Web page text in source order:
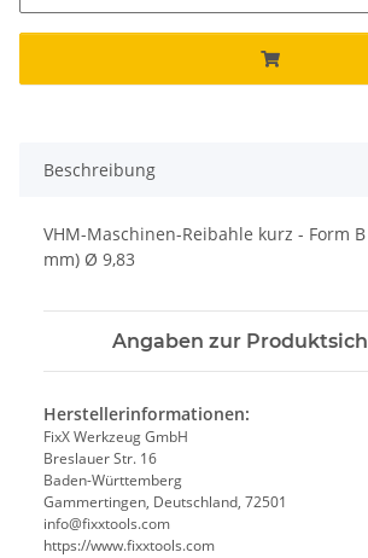
Beschreibung
VHM-Maschinen-Reibahle kurz - Form B
mm) Ø 9,83
Angaben zur
Herstellerinformationen:
FixX Werkzeug GmbH
Breslauer Str. 16
Baden-Württemberg
Gammertingen, Deutschland, 72501
info@fixxtools.com
https://www.fixxtools.com